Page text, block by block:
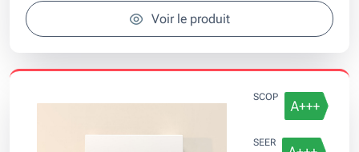
Voir le produit
SCOP
SEER